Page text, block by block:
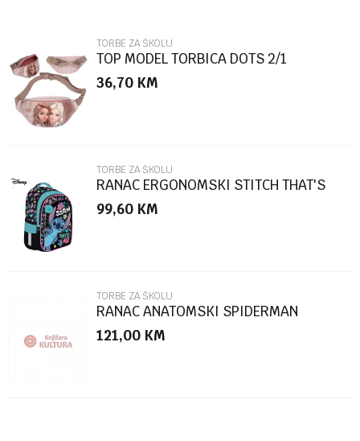
Poruka
POŠALJI
TORBE ZA ŠKOLU
TOP MODEL TORBICA DOTS 2/1
36,70 KM
TORBE ZA ŠKOLU
RANAC ERGONOMSKI STITCH THAT'S
ME 40*28*18CM 96428
99,60 KM
TORBE ZA ŠKOLU
RANAC ANATOMSKI SPIDERMAN
35,5*27,5*16CM 51281
121,00 KM